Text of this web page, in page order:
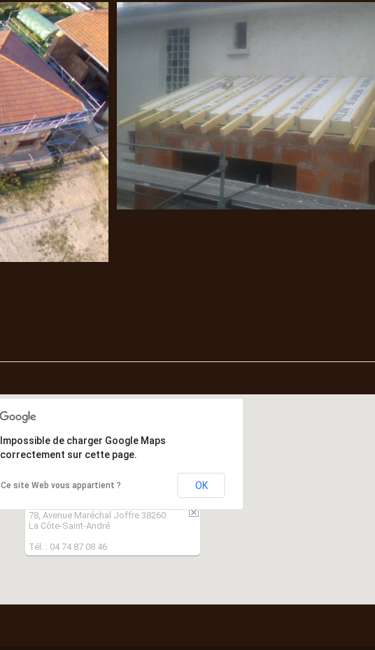
Pose de fenêtre de toit et d’un volet
Divers Travaux
78, Avenue Maréchal Joffre 38260
La Côte-Saint-André
Tél. : 04 74 87 08 46
Impossible de charger Google Maps
correctement sur cette page.
Ce site Web vous appartient ? OK